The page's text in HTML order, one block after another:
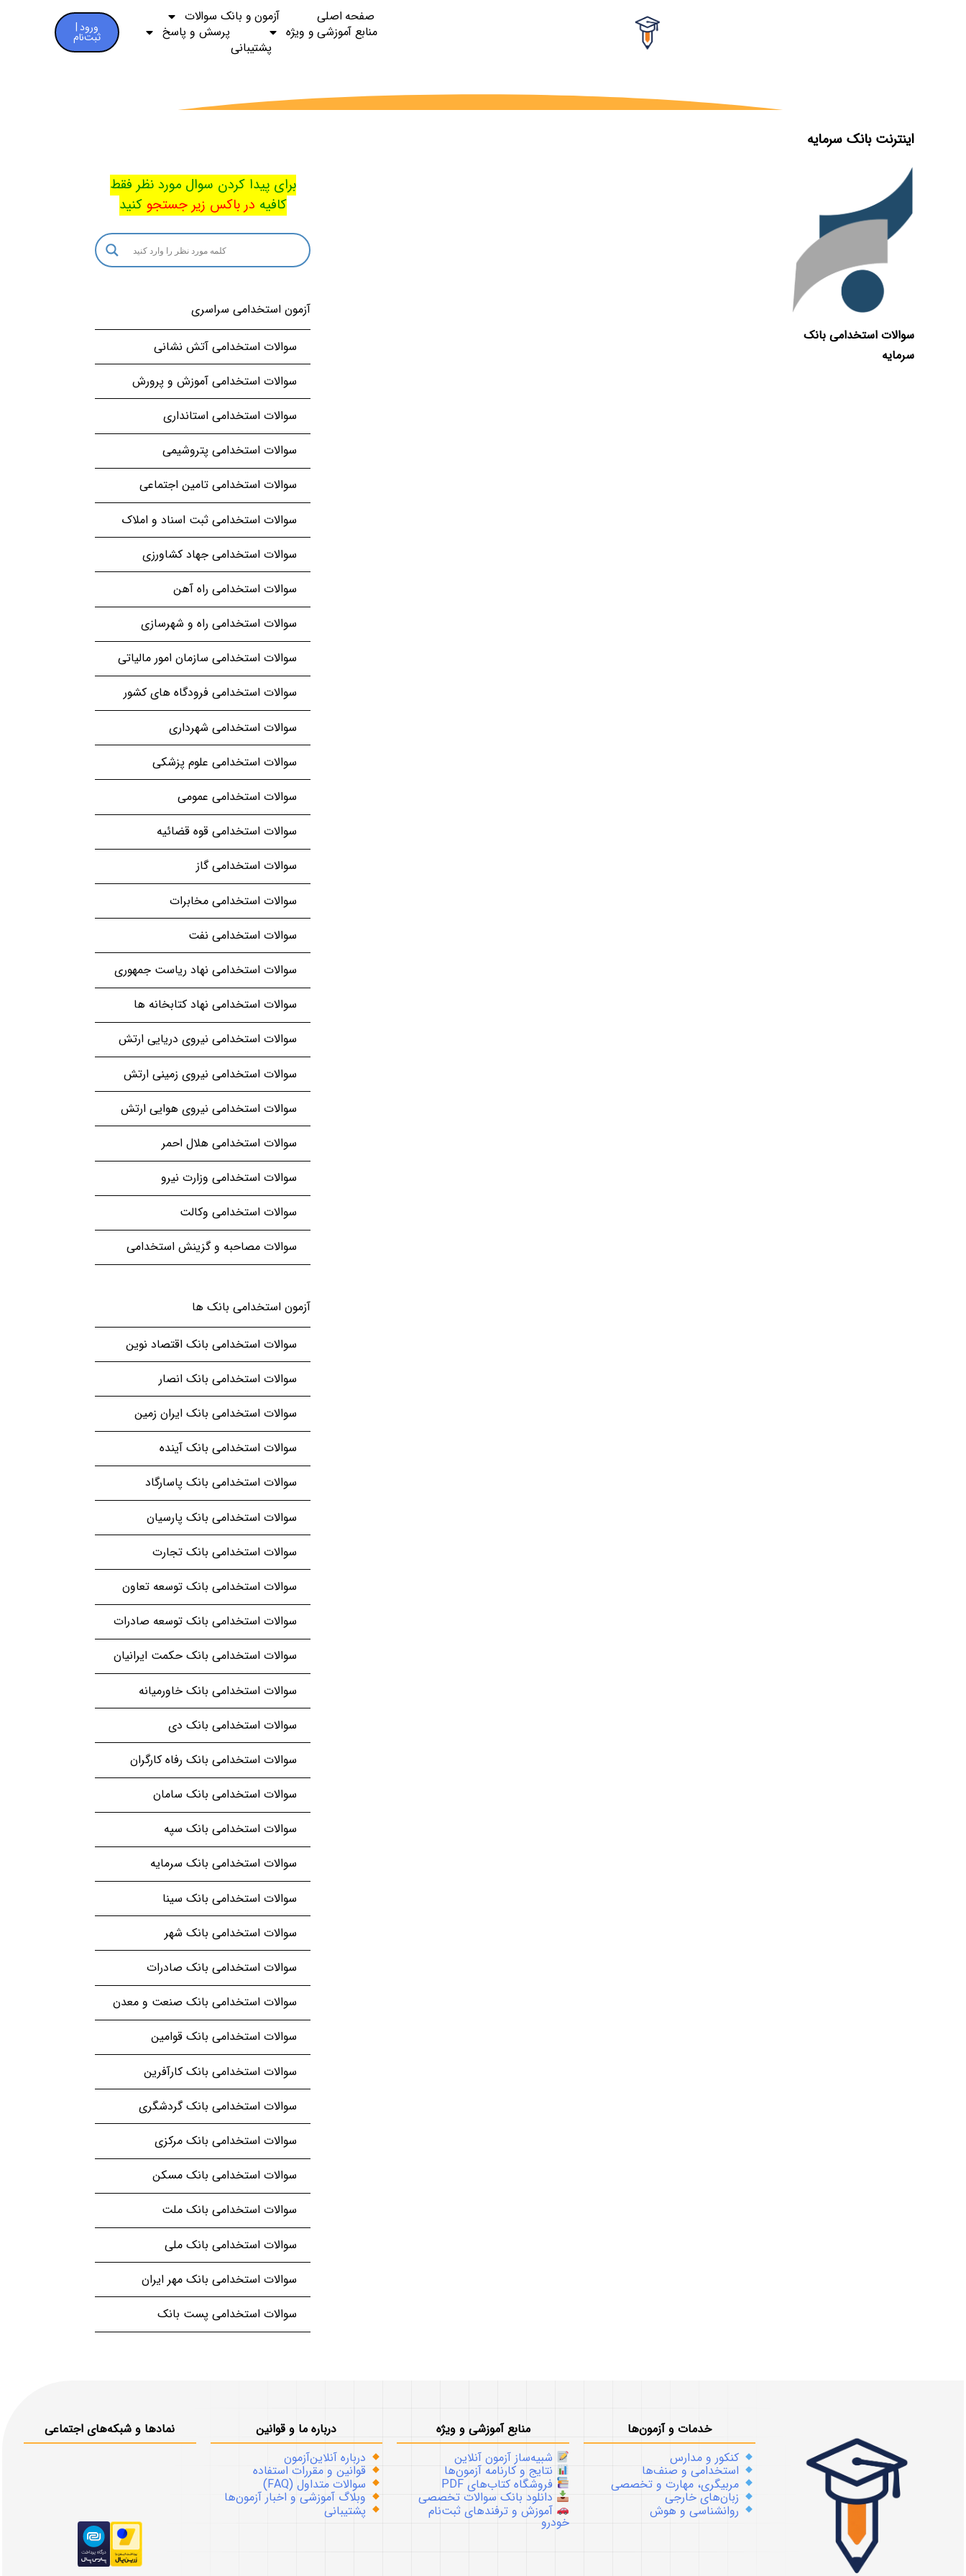
صفحه اصلی
آزمون و بانک سوالات
منابع آموزشی و ویژه
پرسش و پاسخ
پشتیبانی
ورود |
ثبت‌نام
اینترنت بانک سرمایه
سوالات استخدامی بانک
سرمایه
برای پیدا کردن سوال مورد نظر فقط
کافیه در باکس زیر جستجو کنید
آزمون استخدامی سراسری
سوالات استخدامی آتش نشانی
سوالات استخدامی آموزش و پرورش
سوالات استخدامی استانداری
سوالات استخدامی پتروشیمی
سوالات استخدامی تامین اجتماعی
سوالات استخدامی ثبت اسناد و املاک
سوالات استخدامی جهاد کشاورزی
سوالات استخدامی راه آهن
سوالات استخدامی راه و شهرسازی
سوالات استخدامی سازمان امور مالیاتی
سوالات استخدامی فرودگاه های کشور
سوالات استخدامی شهرداری
سوالات استخدامی علوم پزشکی
سوالات استخدامی عمومی
سوالات استخدامی قوه قضائیه
سوالات استخدامی گاز
سوالات استخدامی مخابرات
سوالات استخدامی نفت
سوالات استخدامی نهاد ریاست جمهوری
سوالات استخدامی نهاد کتابخانه ها
سوالات استخدامی نیروی دریایی ارتش
سوالات استخدامی نیروی زمینی ارتش
سوالات استخدامی نیروی هوایی ارتش
سوالات استخدامی هلال احمر
سوالات استخدامی وزارت نیرو
سوالات استخدامی وکالت
سوالات مصاحبه و گزینش استخدامی
آزمون استخدامی بانک ها
سوالات استخدامی بانک اقتصاد نوین
سوالات استخدامی بانک انصار
سوالات استخدامی بانک ایران زمین
سوالات استخدامی بانک آینده
سوالات استخدامی بانک پاسارگاد
سوالات استخدامی بانک پارسیان
سوالات استخدامی بانک تجارت
سوالات استخدامی بانک توسعه تعاون
سوالات استخدامی بانک توسعه صادرات
سوالات استخدامی بانک حکمت ایرانیان
سوالات استخدامی بانک خاورمیانه
سوالات استخدامی بانک دی
سوالات استخدامی بانک رفاه کارگران
سوالات استخدامی بانک سامان
سوالات استخدامی بانک سپه
سوالات استخدامی بانک سرمایه
سوالات استخدامی بانک سینا
سوالات استخدامی بانک شهر
سوالات استخدامی بانک صادرات
سوالات استخدامی بانک صنعت و معدن
سوالات استخدامی بانک قوامین
سوالات استخدامی بانک کارآفرین
سوالات استخدامی بانک گردشگری
سوالات استخدامی بانک مرکزی
سوالات استخدامی بانک مسکن
سوالات استخدامی بانک ملت
سوالات استخدامی بانک ملی
سوالات استخدامی بانک مهر ایران
سوالات استخدامی پست بانک
خدمات و آزمون‌ها
کنکور و مدارس
استخدامی و صنف‌ها
مربیگری، مهارت و تخصصی
زبان‌های خارجی
روانشناسی و هوش
منابع آموزشی و ویژه
شبیه‌ساز آزمون آنلاین
نتایج و کارنامه آزمون‌ها
فروشگاه کتاب‌های PDF
دانلود بانک سوالات تخصصی
آموزش و ترفندهای ثبت‌نام
خودرو
درباره ما و قوانین
درباره آنلاین‌آزمون
قوانین و مقررات استفاده
سوالات متداول (FAQ)
وبلاگ آموزشی و اخبار آزمون‌ها
پشتیبانی
نمادها و شبکه‌های اجتماعی